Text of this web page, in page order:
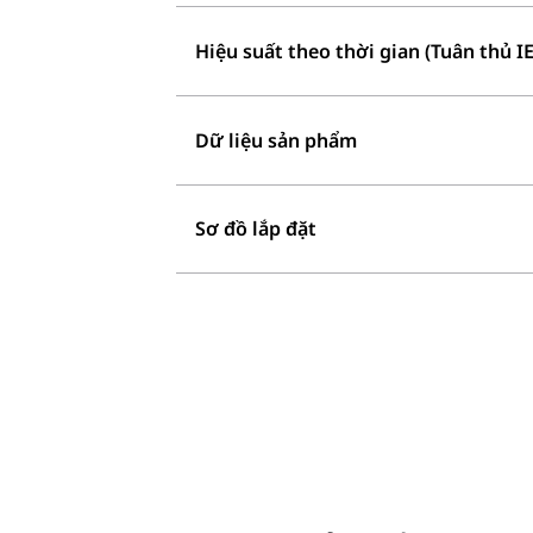
Hiệu suất theo thời gian (Tuân thủ
Dữ liệu sản phẩm
Sơ đồ lắp đặt